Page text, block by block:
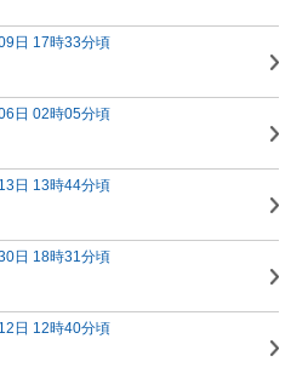
日 17時33分頃
日 02時05分頃
日 13時44分頃
日 18時31分頃
日 12時40分頃